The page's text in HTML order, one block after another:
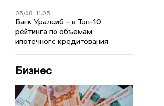
05/08 11:05
Банк Уралсиб – в Топ-10
рейтинга по объемам
ипотечного кредитования
Бизнес